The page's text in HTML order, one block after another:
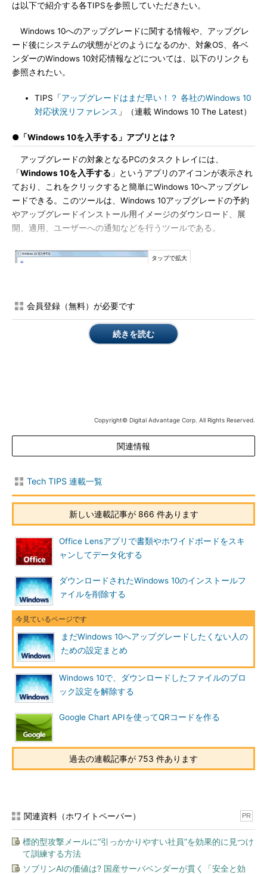
は以下で紹介する各TIPSを参照していただきたい。
Windows 10へのアップグレードに関する情報や、アップグレ
ード後にシステムの状態がどのようになるのか、対象OS、各ベ
ンダーのWindows 10対応情報などについては、以下のリンクも
参照されたい。
TIPS「アップグレードはまだ早い！？ 各社のWindows 10
対応状況リファレンス 」（連載 Windows 10 The Latest）
●「Windows 10を入手する」アプリとは？
アップグレードの対象となるPCのタスクトレイには、
「Windows 10を入手する 」というアプリのアイコンが表示され
ており、これをクリックすると簡単にWindows 10へアップグレ
ードできる。このツールは、Windows 10アップグレードの予約
やアップグレードインストール用イメージのダウンロード、展
開、適用、ユーザーへの通知などを行うツールである。
「Windows 10を入手する」アプリのアイコン。無
償アップグレードができるシステムにはこのアイコンが表示
（2）これをクリックするとWindows 10のアップグレー
になっている。現在では、これをクリックするとダウンロー
ドやアップグレードスケジュールの予約まで行われる。
●Windows 10への「自動的な」アップグレードが始まった？
2016年3月に配布された更新プログラムの適用後、タスクトレ
イにある、このアプリのアイコンをクリックするだけでWindows
10へのアップグレードが自動的に予約されてしまったとか、場合
によっては自動的にシステムがアップグレードされ、Windows
10になってしまったというケースが幾つか報告されている。
本来ならアップグレードを手動で許可しなければそのような事
にはならないはずだ。そこに表示されていた［無償アップグレー
ドの予約］や［準備ができたら通知する］（上の画面参照）とい
うボタンをいつの間にか（はるか以前に）クリックしていて、そ
のようなユーザーに対して自動的に配布されているのでは？ と
も言われているが、詳細は不明だ。
だが、少なくともユーザーの視点からすると「 自動的な
プグレードが始まったのは明らかだ。明示的にアップグレード予
約をキャンセルしない限り、今後もインストールの案内や催促は
表示され続けるだろう。また、Windows 10へのアップグレード
●Windows 10へのアップグレードの進行ステップ
Windows 10へのアップグレード作業には次のように幾つか段
階があり、それぞれで少しずつキャンセル方法が異なる。アップ
グレードの準備が今どの段階にあるかは、「Windows 10」を入
会員登録（無料）が必要です
続きを読む
Copyright© Digital Advantage Corp. All Rights Reserved.
関連情報
Tech TIPS 連載一覧
新しい連載記事が 866 件あります
Office Lensアプリで書類やホワイドボードをスキ
ャンしてデータ化する
ダウンロードされたWindows 10のインストールフ
ァイルを削除する
まだWindows 10へアップグレードしたくない人の
ための設定まとめ
Windows 10で、ダウンロードしたファイルのブロ
ック設定を解除する
Google Chart APIを使ってQRコードを作る
過去の連載記事が 753 件あります
関連資料（ホワイトペーパー） PR
標的型攻撃メールに“引っかかりやすい社員”を効果的に見つけ
て訓練する方法
ソブリンAIの価値は? 国産サーバベンダーが貫く「安全と効